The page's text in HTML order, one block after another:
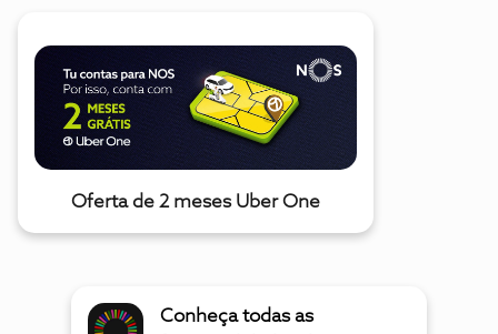
Oferta de 2 meses Uber One
Conheça todas as